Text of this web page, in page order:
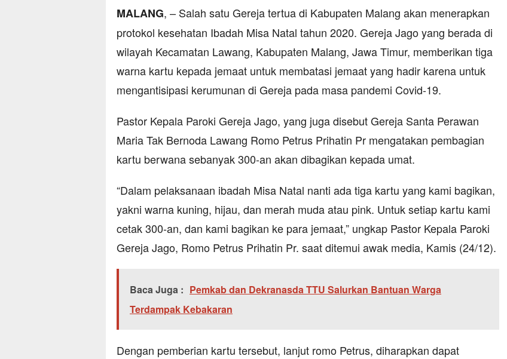
MALANG, – Salah satu Gereja tertua di Kabupaten Malang akan menerapkan
protokol kesehatan Ibadah Misa Natal tahun 2020. Gereja Jago yang berada di
wilayah Kecamatan Lawang, Kabupaten Malang, Jawa Timur, memberikan tiga
warna kartu kepada jemaat untuk membatasi jemaat yang hadir karena untuk
mengantisipasi kerumunan di Gereja pada masa pandemi Covid-19.
Pastor Kepala Paroki Gereja Jago, yang juga disebut Gereja Santa Perawan
Maria Tak Bernoda Lawang Romo Petrus Prihatin Pr mengatakan pembagian
kartu berwana sebanyak 300-an akan dibagikan kepada umat.
“Dalam pelaksanaan ibadah Misa Natal nanti ada tiga kartu yang kami bagikan,
yakni warna kuning, hijau, dan merah muda atau pink. Untuk setiap kartu kami
cetak 300-an, dan kami bagikan ke para jemaat,” ungkap Pastor Kepala Paroki
Gereja Jago, Romo Petrus Prihatin Pr. saat ditemui awak media, Kamis (24/12).
Baca Juga : Pemkab dan Dekranasda TTU Salurkan Bantuan Warga
Terdampak Kebakaran
Dengan pemberian kartu tersebut, lanjut romo Petrus, diharapkan dapat